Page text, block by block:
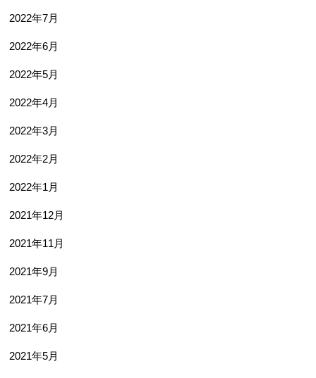
2022年7月
2022年6月
2022年5月
2022年4月
2022年3月
2022年2月
2022年1月
2021年12月
2021年11月
2021年9月
2021年7月
2021年6月
2021年5月